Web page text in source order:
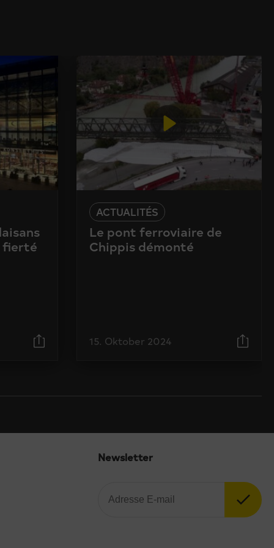
fierté
ACTUALITÉS
Le pont ferroviaire de
Chippis démonté
15. Oktober 2024
Newsletter